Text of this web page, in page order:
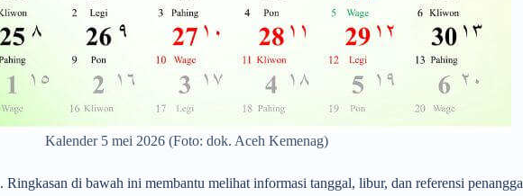
Kalender 5 mei 2026 (Foto: dok. Aceh Kemenag)
. Ringkasan di bawah ini membantu melihat informasi tanggal, libur, dan referensi